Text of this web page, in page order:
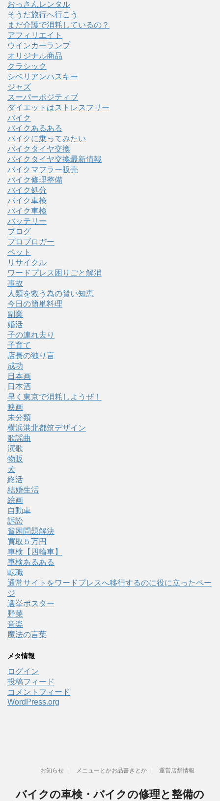
おっさんレンタル
そうだ旅行へ行こう
まだ介護で消耗しているの？
アフィリエイト
ウインカーランプ
オリジナル商品
クラシック
シベリアンハスキー
ジャズ
スーパーポジティブ
ダイエットはストレスフリー
バイク
バイクあるある
バイクに乗ってみたい
バイクタイヤ交換
バイクタイヤ交換最新情報
バイクマフラー販売
バイク修理整備
バイク処分
バイク車検
バイク車検
バッテリー
ブログ
プロブロガー
ペット
リサイクル
ワードプレス困りごと解消
事故
人類を救う為の賢い知恵
今日の簡単料理
副業
婚活
子の連れ去り
子育て
店長の独り言
成功
日本画
日本酒
早く東京で消耗しようぜ！
映画
未分類
横浜港北都筑デザイン
歌謡曲
演歌
物販
犬
終活
結婚生活
絵画
自動車
訴訟
貧困問題解決
買取５万円
車検【四輪車】
車検あるある
転職
通常サイトをワードプレスへ移行するのに役に立ったペー
ジ
選挙ポスター
野菜
音楽
魔法の言葉
メタ情報
ログイン
投稿フィード
コメントフィード
WordPress.org
お知らせ メニューとかお品書きとか 運営店舗情報
バイクの車検・バイクの修理と整備の